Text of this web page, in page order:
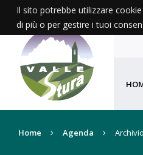
Home Agenda Archivio
Il sito potrebbe utilizzare
di più o per gestire i tuoi